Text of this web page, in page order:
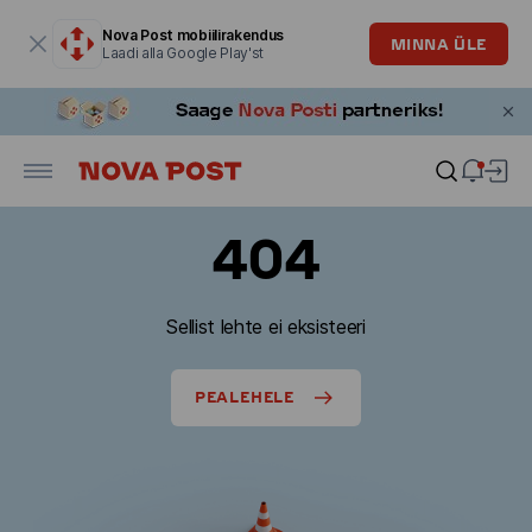
Nova Post mobiilirakendus
Laadi alla Google Play'st
MINNA ÜLE
404
Sellist lehte ei eksisteeri
PEALEHELE